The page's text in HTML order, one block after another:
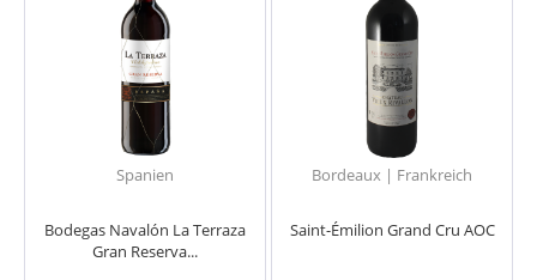
Spanien
Bodegas Navalón La Terraza
Gran Reserva...
Bordeaux | Frankreich
Saint-Émilion Grand Cru AOC